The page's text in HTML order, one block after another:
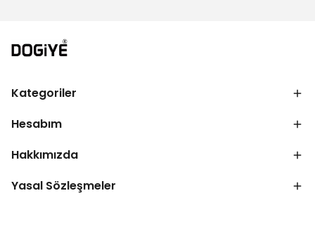
Kategoriler
Hesabım
Hakkımızda
Yasal Sözleşmeler